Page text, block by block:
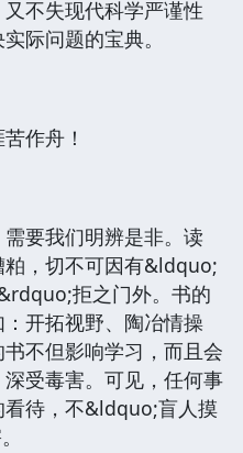
不失现代科学严谨性
际问题的宝典。
作舟！
要我们明辨是非。读
，切不可因有&ldquo;
拒之门外。书的
开拓视野、陶冶情操
不但影响学习，而且会
受毒害。可见，任何事
待，不&ldquo;盲人摸